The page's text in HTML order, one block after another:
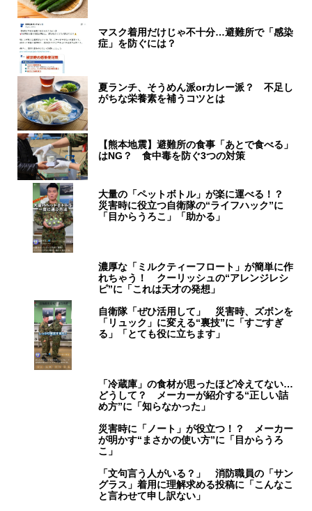
マスク着用だけじゃ不十分…避難所で「感染
症」を防ぐには？
夏ランチ、そうめん派orカレー派？ 不足し
がちな栄養素を補うコツとは
【熊本地震】避難所の食事「あとで食べる」
はNG？ 食中毒を防ぐ3つの対策
大量の「ペットボトル」が楽に運べる！？
災害時に役立つ自衛隊の“ライフハック”に
「目からうろこ」「助かる」
濃厚な「ミルクティーフロート」が簡単に作
れちゃう！ クーリッシュの“アレンジレシ
ピ”に「これは天才の発想」
自衛隊「ぜひ活用して」 災害時、ズボンを
「リュック」に変える“裏技”に「すごすぎ
る」「とても役に立ちます」
「冷蔵庫」の食材が思ったほど冷えてない…
どうして？ メーカーが紹介する“正しい詰
め方”に「知らなかった」
災害時に「ノート」が役立つ！？ メーカー
が明かす“まさかの使い方”に「目からうろ
こ」
「文句言う人がいる？」 消防職員の「サン
グラス」着用に理解求める投稿に「こんなこ
と言わせて申し訳ない」